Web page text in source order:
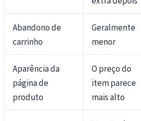
Abandono de
carrinho
Geralmente
menor
Aparência da
página de
produto
O preço do
item parece
mais alto